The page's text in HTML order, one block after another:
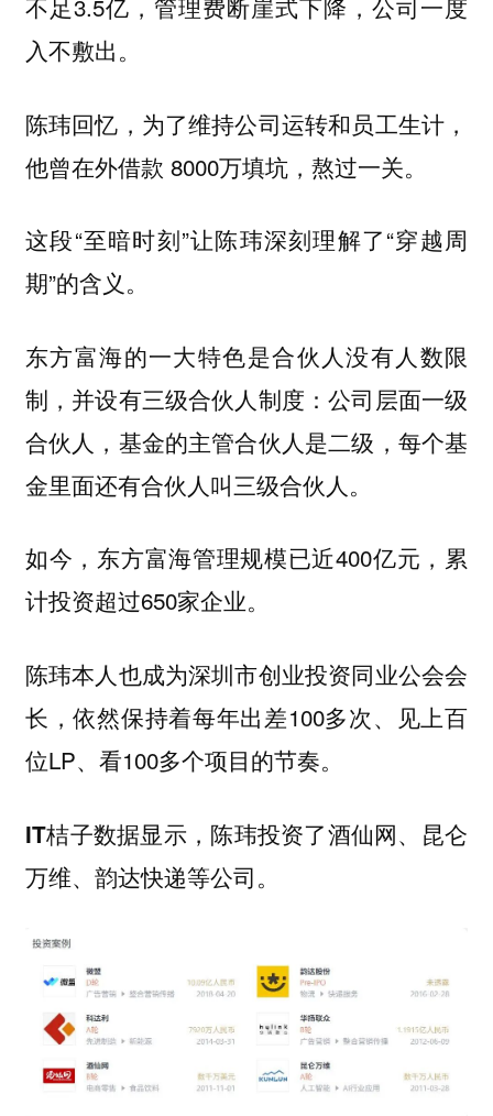
不足3.5亿，管理费断崖式下降，公司一度
入不敷出。
陈玮回忆，为了维持公司运转和员工生计，
他曾在外借款 8000万填坑，熬过一关。
这段“至暗时刻”让陈玮深刻理解了“穿越周
期”的含义。
东方富海的一大特色是合伙人没有人数限
制，并设有三级合伙人制度：公司层面一级
合伙人，基金的主管合伙人是二级，每个基
金里面还有合伙人叫三级合伙人。
如今，东方富海管理规模已近400亿元，累
计投资超过650家企业。
陈玮本人也成为深圳市创业投资同业公会会
长，依然保持着每年出差100多次、见上百
位LP、看100多个项目的节奏。
IT桔子数据显示，陈玮投资了酒仙网、昆仑
万维、韵达快递等公司。